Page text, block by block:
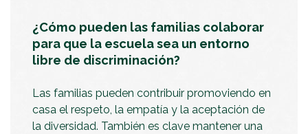
¿Cómo pueden las familias colaborar
para que la escuela sea un entorno
libre de discriminación?
Las familias pueden contribuir promoviendo en
casa el respeto, la empatía y la aceptación de
la diversidad. También es clave mantener una